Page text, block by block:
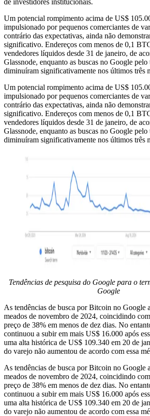
Um potencial rompimento acima de US$
impulsionado por pequenos comerciantes de
contrário das expectativas, ainda não
significativo. Endereços com menos de 0,1
vendedores líquidos desde 31 de janeiro, de
Glassnode, enquanto as buscas no Google
diminuíram significativamente nos últimos três
Um potencial rompimento acima de US$
impulsionado por pequenos comerciantes de
contrário das expectativas, ainda não
significativo. Endereços com menos de 0,1
vendedores líquidos desde 31 de janeiro, de
Glassnode, enquanto as buscas no Google
diminuíram significativamente nos últimos três
Tendências de pesquisa do Google para o
Google
As tendências de busca por Bitcoin no Google
meados de novembro de 2024, coincidindo
preço de 38% em menos de dez dias. No
continuou a subir em mais US$ 16.000 após
uma alta histórica de US$ 109.340 em 20 de
do varejo não aumentou de acordo com essa
As tendências de busca por Bitcoin no Google
meados de novembro de 2024, coincidindo
preço de 38% em menos de dez dias. No
continuou a subir em mais US$ 16.000 após
uma alta histórica de US$ 109.340 em 20 de
do varejo não aumentou de acordo com essa